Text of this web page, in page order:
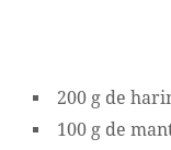
200 g de
100 g de